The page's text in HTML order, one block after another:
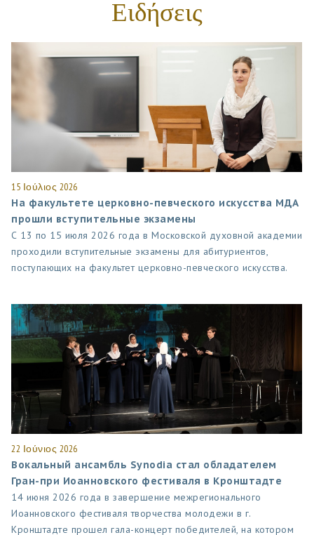
Ειδήσεις
15 Ιούλιος 2026
На факультете церковно-певческого искусства МДА
прошли вступительные экзамены
С 13 по 15 июля 2026 года в Московской духовной академии
проходили вступительные экзамены для абитуриентов,
поступающих на факультет церковно-певческого искусства.
22 Ιούνιος 2026
Вокальный ансамбль Synodia стал обладателем
Гран-при Иоанновского фестиваля в Кронштадте
14 июня 2026 года в завершение межрегионального
Иоанновского фестиваля творчества молодежи в г.
Кронштадте прошел гала-концерт победителей, на котором